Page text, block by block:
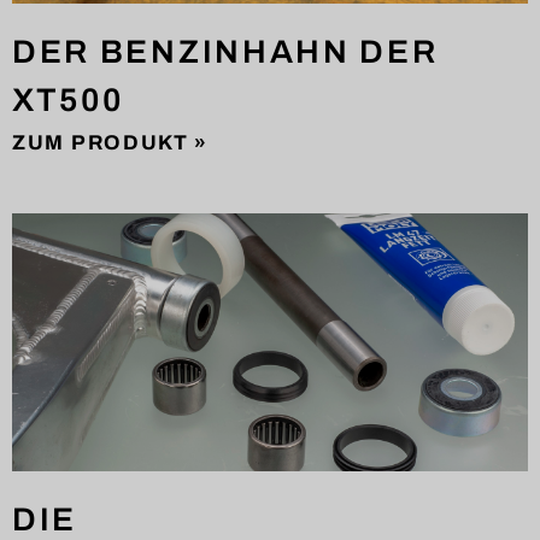
DER BENZINHAHN DER
XT500
ZUM PRODUKT »
DIE